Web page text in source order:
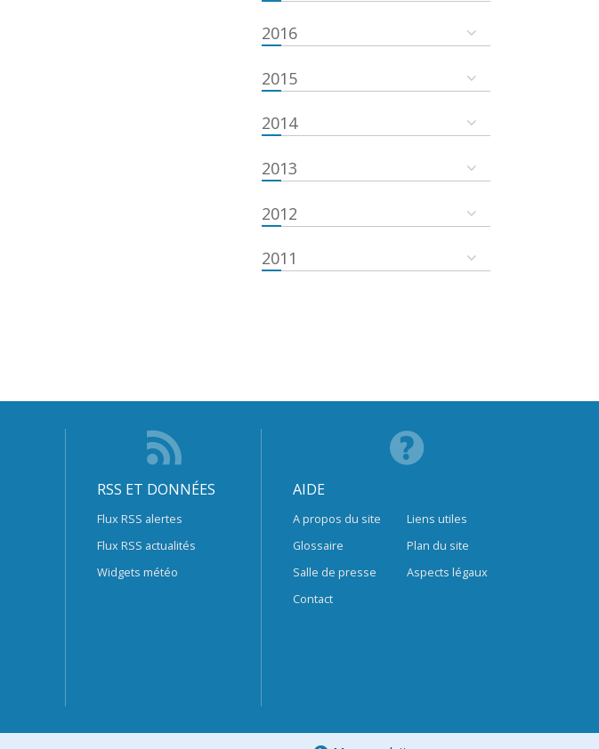
2016
2015
2014
2013
2012
2011
RSS ET DONNÉES
Flux RSS alertes
Flux RSS actualités
Widgets météo
AIDE
A propos du site
Glossaire
Salle de presse
Contact
Liens utiles
Plan du site
Aspects légaux